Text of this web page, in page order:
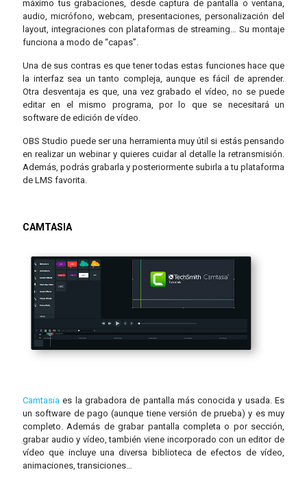
máximo tus grabaciones, desde captura de pantalla o ventana,
audio, micrófono, webcam, presentaciones, personalización del
layout, integraciones con plataformas de streaming… Su montaje
funciona a modo de “capas”.
Una de sus contras es que tener todas estas funciones hace que
la interfaz sea un tanto compleja, aunque es fácil de aprender.
Otra desventaja es que, una vez grabado el vídeo, no se puede
editar en el mismo programa, por lo que se necesitará un
software de edición de vídeo.
OBS Studio puede ser una herramienta muy útil si estás pensando
en realizar un webinar y quieres cuidar al detalle la retransmisión.
Además, podrás grabarla y posteriormente subirla a tu plataforma
de LMS favorita.
CAMTASIA
Camtasia es la grabadora de pantalla más conocida y usada. Es
un software de pago (aunque tiene versión de prueba) y es muy
completo. Además de grabar pantalla completa o por sección,
grabar audio y vídeo, también viene incorporado con un editor de
vídeo que incluye una diversa biblioteca de efectos de vídeo,
animaciones, transiciones…